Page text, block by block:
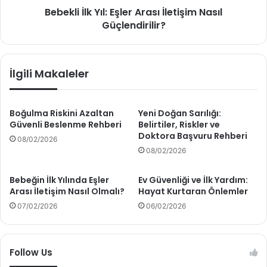
ı
y
l
a
m
r
e
h
b
e
ş
e
r
A
l
e
t
i
Bebekli İlk Yıl: Eşler Arası İletişim Nasıl
Güçlendirilir?
İlgili Makaleler
Boğulma Riskini Azaltan
Güvenli Beslenme Rehberi
08/02/2026
Yeni Doğan Sarılığı:
Belirtiler, Riskler ve
Doktora Başvuru Rehberi
08/02/2026
Bebeğin İlk Yılında Eşler
Arası İletişim Nasıl Olmalı?
07/02/2026
Ev Güvenliği ve İlk Yardım:
Hayat Kurtaran Önlemler
06/02/2026
Follow Us